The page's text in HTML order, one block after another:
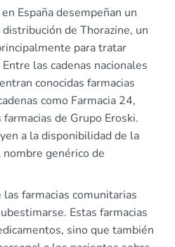
España desempeñan un
de Thorazine, un
para tratar
las cadenas nacionales
conocidas farmacias
como Farmacia 24,
de Grupo Eroski.
a la disponibilidad de la
genérico de
farmacias comunitarias
Estas farmacias
sino que también